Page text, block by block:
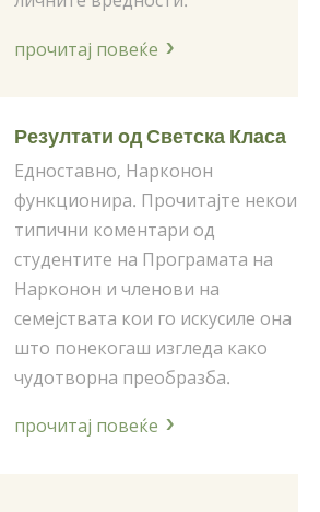
прочитај повеќе
Резултати од Светска Класа
Едноставно, Нарконон
функционира. Прочитајте некои
типични коментари од
студентите на Програмата на
Нарконон и членови на
семејствата кои го искусиле она
што понекогаш изгледа како
чудотворна преобразба.
прочитај повеќе